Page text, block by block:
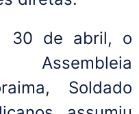
30 de abril, o
Soldado